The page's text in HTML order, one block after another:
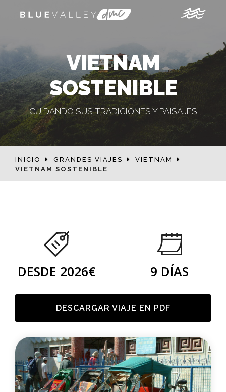
VIETNAM
SOSTENIBLE
CUIDANDO SUS TRADICIONES Y PAISAJES
INICIO GRANDES VIAJES
VIETNAM
VIETNAM SOSTENIBLE
DESDE 2026€ 9 DÍAS
DESCARGAR VIAJE EN PDF